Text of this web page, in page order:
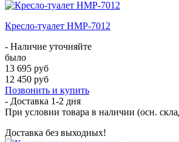
Кресло-туалет HMP-7012
- Наличие уточняйте
было
13 695 руб
12 450 руб
Позвонить и купить
- Доставка 1-2 дня
При условии товара в наличии (осн.
Доставка без выходных!